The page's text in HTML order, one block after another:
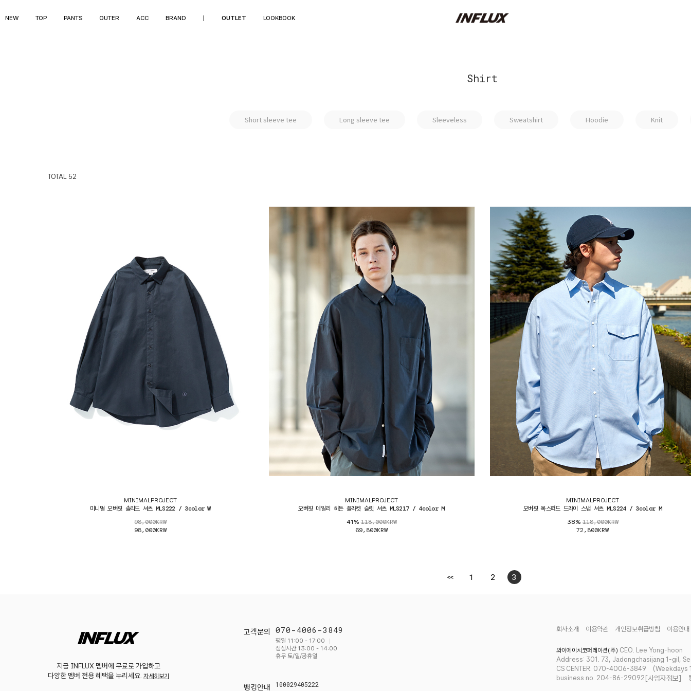
NEW TOP PANTS OUTER ACC BRAND OUTLET LOOKBOOK
Shirt
Short sleeve tee Long sleeve tee Sleeveless Sweatshirt Hoodie Knit
TOTAL 52
MINIMALPROJECT
미니멀 오버핏 솔리드 셔츠 MLS222 / 3color W
98,000KRW
98,000KRW
MINIMALPROJECT
오버핏 데일리 히든 플라켓 슬릿 셔츠 MLS217 / 4color M
41%118,000KRW
69,800KRW
MINIMALPROJECT
오버핏 옥스퍼드 드라이 스냅 셔츠 MLS224 / 3color M
38%118,000KRW
72,800KRW
<< 1 2 3
지금 INFLUX 멤버에 무료로 가입하고
다양한 멤버 전용 혜택을 누리세요. 자세히보기
고객문의 070-4006-3849
평일 11:00 - 17:00
점심시간 13:00 - 14:00
휴무 토/일/공휴일
뱅킹안내 100029405222
회사소개 이용약관 개인정보취급방침 이용안내
와이에이치코퍼레이션(주) CEO. Lee Yong-hoon
Address: 301. 73, Jadongchasijang 1-gil,
CS CENTER. 070-4006-3849
(Weekdays
business no. 204-86-29092 [사업자정보]